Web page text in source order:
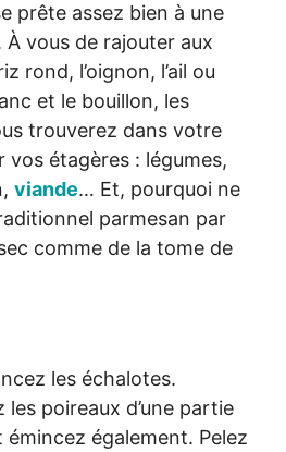
prête assez bien à une
À vous de rajouter aux
rond, l’oignon, l’ail ou
et le bouillon, les
trouverez dans votre
étagères : légumes,
viande… Et, pourquoi ne
parmesan par
comme de la tome de
les échalotes.
les poireaux d’une partie
émincez également. Pelez